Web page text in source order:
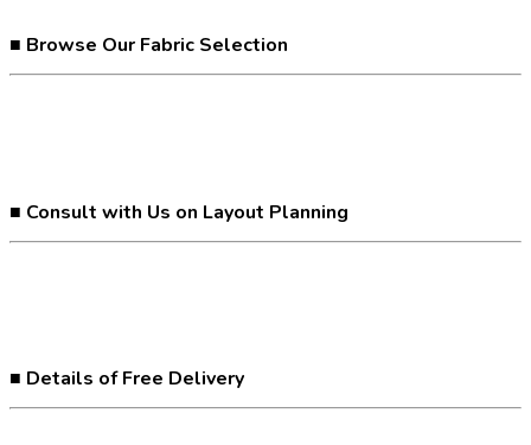
■ Browse Our Fabric Selection
■ Consult with Us on Layout Planning
■ Details of Free Delivery